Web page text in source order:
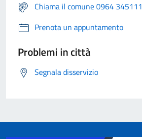
Chiama il comune 0964 345111
Prenota un appuntamento
Problemi in città
Segnala disservizio